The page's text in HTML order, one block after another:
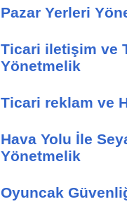
Pazar Yerleri
Ticari iletişim ve
Yönetmelik
Ticari reklam ve
Hava Yolu İle
Yönetmelik
Oyuncak